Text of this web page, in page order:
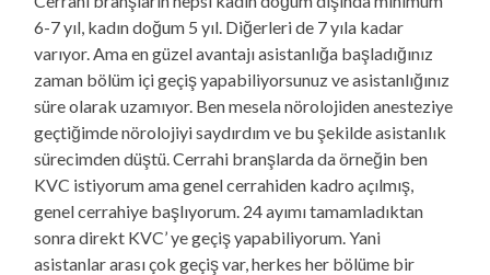
6-7 yıl, kadın doğum 5 yıl. Diğerleri de 7 yıla kadar
varıyor. Ama en güzel avantajı asistanlığa başladığınız
zaman bölüm içi geçiş yapabiliyorsunuz ve asistanlığınız
süre olarak uzamıyor. Ben mesela nörolojiden anesteziye
geçtiğimde nörolojiyi saydırdım ve bu şekilde asistanlık
sürecimden düştü. Cerrahi branşlarda da örneğin ben
KVC istiyorum ama genel cerrahiden kadro açılmış,
genel cerrahiye başlıyorum. 24 ayımı tamamladıktan
sonra direkt KVC’ ye geçiş yapabiliyorum. Yani
asistanlar arası çok geçiş var, herkes her bölüme bir